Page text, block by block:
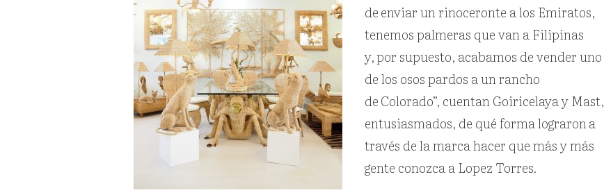
deenviar un rinoceronte a los Emiratos,
tenemos palmeras que van a Filipinas
y,por supuesto, acabamos de vender uno
de los osos pardos a un rancho
deColorado”, cuentan Goiricelaya y Mast,
entusiasmados, de qué forma lograrona
través de la marca hacer que más y más
gente conozca a Lopez Torres.